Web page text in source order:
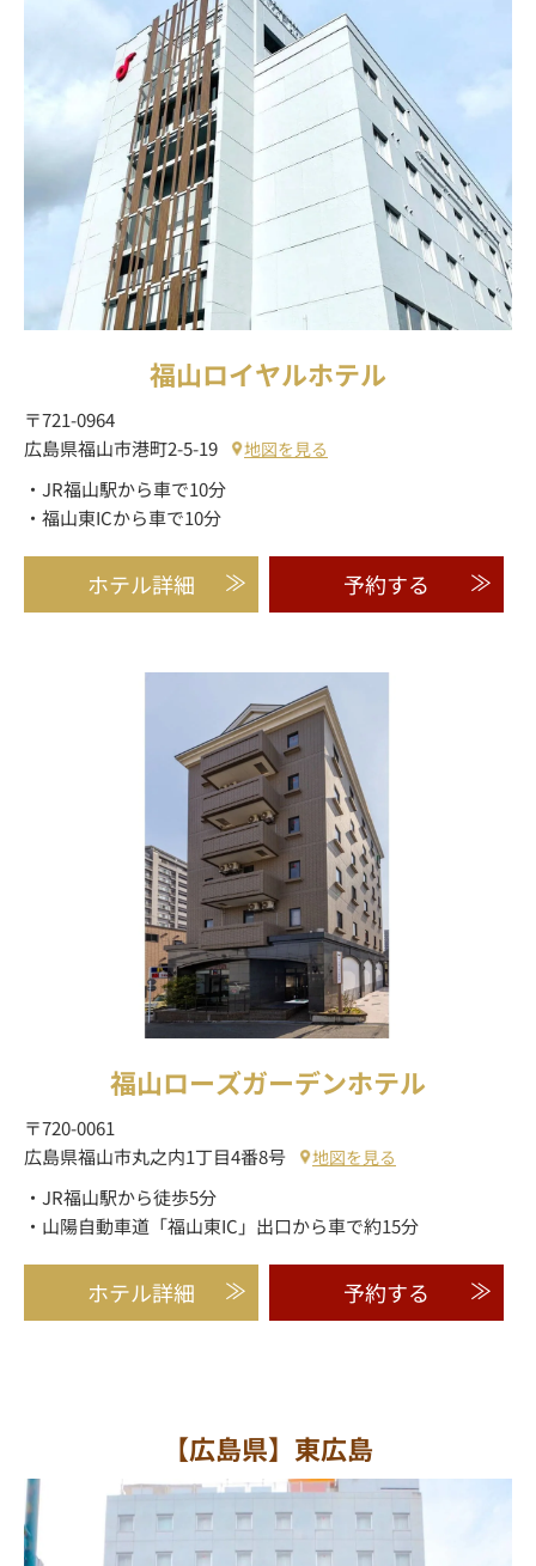
福山ロイヤルホテル
〒721-0964
広島県福山市港町2-5-19
地図を見る
・JR福山駅から車で10分
・福山東ICから車で10分
ホテル詳細 予約する
福山ローズガーデンホテル
〒720-0061
広島県福山市丸之内1丁目4番8号
地図を見る
・JR福山駅から徒歩5分
・山陽自動車道「福山東IC」出口から車で約15分
ホテル詳細 予約する
【広島県】東広島